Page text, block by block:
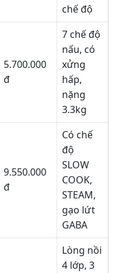
chế độ
5.700.000
đ
7 chế độ
nấu, có
xửng
hấp,
nặng
3.3kg
9.550.000
đ
Có chế
độ
SLOW
COOK,
STEAM,
gạo lứt
GABA
Lòng nồi
4 lớp, 3